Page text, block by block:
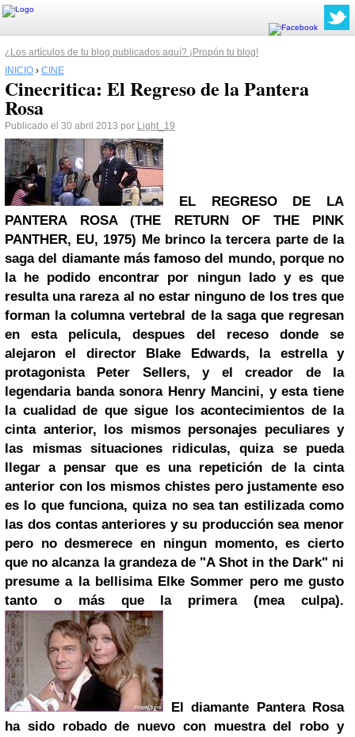
¿Los artículos de tu blog publicados aquí? ¡Propón tu blog!
INICIO › CINE
Cinecritica: El Regreso de la Pantera
Rosa
Publicado el 30 abril 2013 por Light_19
EL REGRESO DE LA
PANTERA ROSA (THE RETURN OF THE PINK
PANTHER, EU, 1975) Me brinco la tercera parte de la
saga del diamante más famoso del mundo, porque no
la he podido encontrar por ningun lado y es que
resulta una rareza al no estar ninguno de los tres que
forman la columna vertebral de la saga que regresan
en esta pelicula, despues del receso donde se
alejaron el director Blake Edwards, la estrella y
protagonista Peter Sellers, y el creador de la
legendaria banda sonora Henry Mancini, y esta tiene
la cualidad de que sigue los acontecimientos de la
cinta anterior, los mismos personajes peculiares y
las mismas situaciones ridiculas, quiza se pueda
llegar a pensar que es una repetición de la cinta
anterior con los mismos chistes pero justamente eso
es lo que funciona, quiza no sea tan estilizada como
las dos contas anteriores y su producción sea menor
pero no desmerece en ningun momento, es cierto
que no alcanza la grandeza de "A Shot in the Dark" ni
presume a la bellisima Elke Sommer pero me gusto
tanto o más que la primera (mea culpa).
El diamante Pantera Rosa
ha sido robado de nuevo con muestra del robo y